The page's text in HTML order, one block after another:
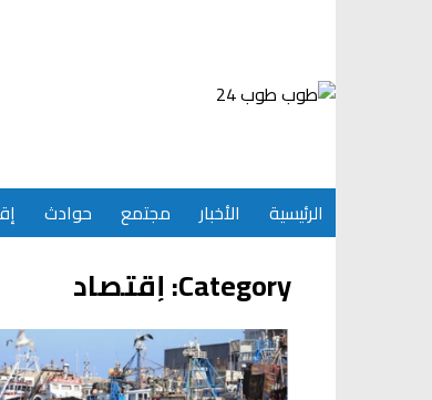
الرئيسية الأخبار مجتمع حوادث
Category: إقتصاد